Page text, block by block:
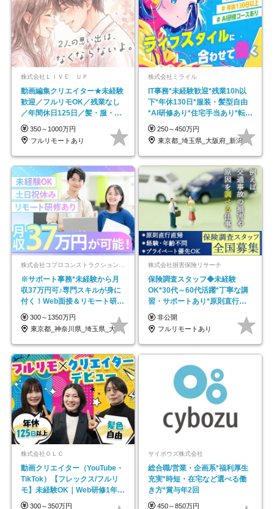
株式会社ＬＩＶＥ ＵＰ
動画編集クリエイター★未経験
歓迎／フルリモOK／残業なし
／年間休日125日／髪・服・ネ
イル自由／研修充実で安心
350～1000万円
フルリモートあり
株式会社ミライル
IT事務*未経験歓迎*残業10h以
下*年休130日*服装・髪型自由
*AI研修あり*住宅手当あり*転勤
なし
250～450万円
東京都_埼玉県_大阪府_新潟県_福岡県
※サポート事務*未経験から月
収37万円可♪専門スキルが身に
付く！Web面接＆リモート研修
も充実♪/a
300～1350万円
東京都_神奈川県_埼玉県_大阪府_愛知県…
株式会社損害保険リサーチ
保険調査スタッフ◆未経験
OK*30代～60代活躍*丁寧な講
習・サポートあり*原則直行直
帰／全国募集・業務委託
非公開
フルリモートあり
株式会社ＯＬＣ
動画クリエイター（YouTube・
TikTok）【フレックス/フルリ
モ】未経験OK｜Web研修1年間
｜副業OK
300～350万円
サイボウズ株式会社
総合職/営業・企画系*福利厚生
充実*時短・在宅など選べる働
き方*賞与年2回
450～850万円